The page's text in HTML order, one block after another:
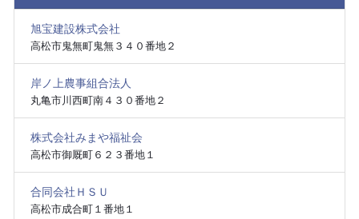
旭宝建設株式会社
高松市鬼無町鬼無３４０番地２
岸ノ上農事組合法人
丸亀市川西町南４３０番地２
株式会社みまや福祉会
高松市御厩町６２３番地１
合同会社ＨＳＵ
高松市成合町１番地１